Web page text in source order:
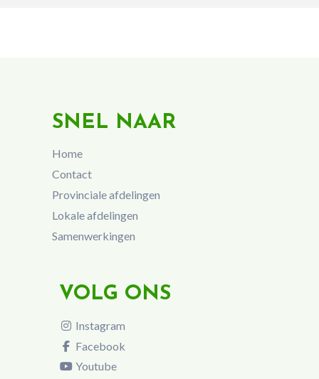
SNEL NAAR
Home
Contact
Provinciale afdelingen
Lokale afdelingen
Samenwerkingen
VOLG ONS
Instagram
Facebook
Youtube